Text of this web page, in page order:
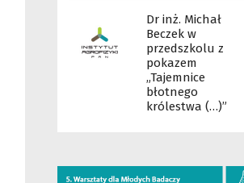
Dr inż. Michał
Beczek w
przedszkolu z
pokazem
„Tajemnice
błotnego
królestwa (…)”